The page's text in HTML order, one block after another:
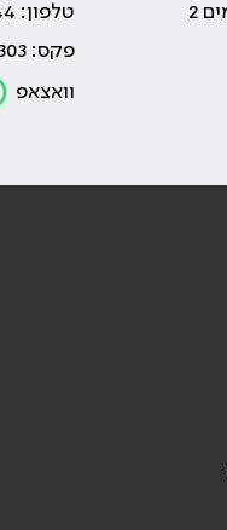
טלפון: 03-6100444
פקס: 03-5753303
וואצאפ